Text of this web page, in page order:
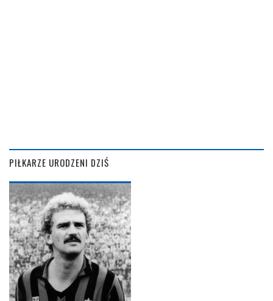
PIŁKARZE URODZENI DZIŚ